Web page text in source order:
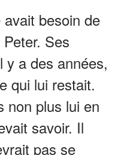
besoin de
Ses
y a des années,
qui lui restait.
non plus lui en
savoir. Il
pas se